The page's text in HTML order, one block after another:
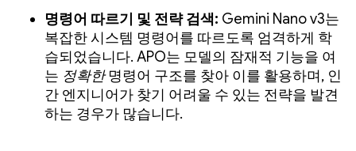
명령어 따르기 및 전략 검색: Gemini Nano v3는
복잡한 시스템 명령어를 따르도록 엄격하게 학
습되었습니다. APO는 모델의 잠재적 기능을 여
는 정확한명령어 구조를 찾아 이를 활용하며, 인
간 엔지니어가 찾기 어려울 수 있는 전략을 발견
하는 경우가 많습니다.